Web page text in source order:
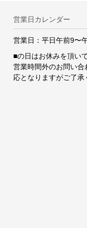
営業日カレンダー
営業日：平日午前9〜
■の日はお休みを頂い
営業時間外のお問い
応となりますがご了承